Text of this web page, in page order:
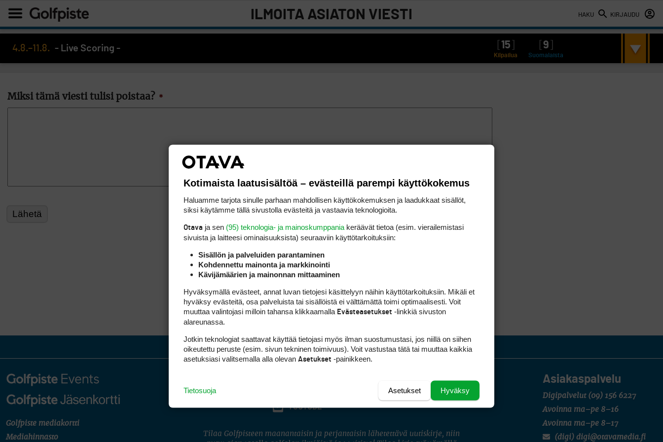
HAKU KIRJAUDU
ILMOITA ASIATON VIESTI
4.8.–11.8. - Live Scoring - 15 9
Kilpailua Suomalaista
Miksi tämä viesti tulisi poistaa? *
Golfpiste mediakortti
Mediahinnasto
Asiakaspalvelu
Digipalvelut (09) 156 6227
Avoinna ma–pe 8–16
Avoinna ma–pe 8–17
(digi) digi@otavamedia.fi
INSTAGRAM
YOUTUBE
Tilaa Golfpisteen maanantaisin ja perjantaisin lähetettävä uutiskirje, niin
Kotimaista laatusisältöä – evästeillä parempi käyttökokemus
Haluamme tarjota sinulle parhaan mahdollisen käyttökokemuksen ja laadukkaat sisällöt,
siksi käytämme tällä sivustolla evästeitä ja vastaavia teknologioita.
Otava ja sen (95) teknologia- ja mainoskumppania keräävät tietoa (esim. vierailemis­tasi
sivuista ja laitteesi ominaisuuk­sista) seuraaviin käyttötarkoituksiin:
Sisällön ja palveluiden parantaminen
Kohdennettu mainonta ja markkinointi
Kävijämäärien ja mainonnan mittaaminen
Hyväksymällä evästeet, annat luvan tietojesi käsittelyyn näihin käyttötarkoituksiin. Mikäli et
hyväksy evästeitä, osa palveluista tai sisällöistä ei välttämättä toimi optimaalisesti. Voit
muuttaa valintojasi milloin tahansa klikkaamalla Evästeasetukset -linkkiä sivuston
alareunassa.
Jotkin teknologiat saattavat käyttää tietojasi myös ilman suostumustasi, jos niillä on siihen
oikeutettu peruste (esim. sivun tekninen toimivuus). Voit vastustaa tätä tai muuttaa kaikkia
asetuksiasi valitsemalla alla olevan Asetukset -painikkeen.
Hyväksy
Asetukset
Tietosuoja